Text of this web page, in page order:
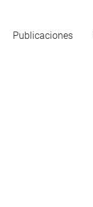
Publicaciones